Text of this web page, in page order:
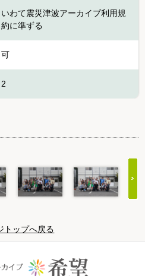
いわて震災津波アーカイブ利用規
約に準ずる
可
2
トップへ戻る